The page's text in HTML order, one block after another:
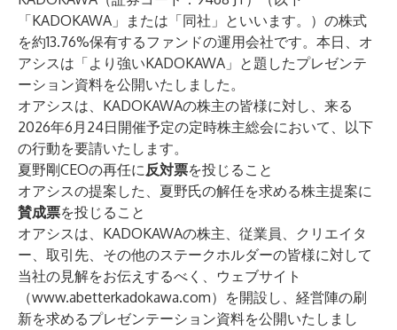
「KADOKAWA」または「同社」といいます。）の株式
を約13.76%保有するファンドの運用会社です。本日、オ
アシスは「より強いKADOKAWA」と題したプレゼンテ
ーション資料を公開いたしました。
オアシスは、KADOKAWAの株主の皆様に対し、来る
2026年6月24日開催予定の定時株主総会において、以下
の行動を要請いたします。
夏野剛CEOの再任に反対票を投じること
オアシスの提案した、夏野氏の解任を求める株主提案に
賛成票を投じること
オアシスは、KADOKAWAの株主、従業員、クリエイタ
ー、取引先、その他のステークホルダーの皆様に対して
当社の見解をお伝えするべく、ウェブサイト
（www.abetterkadokawa.com）を開設し、経営陣の刷
新を求めるプレゼンテーション資料を公開いたしまし